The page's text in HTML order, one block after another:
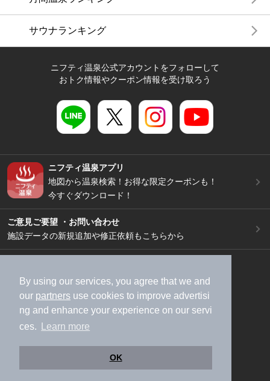
By using our services, you agree that we and
our partners use cookies to improve advertisi
ng and enhance your experience on our servi
ces.
Learn more
OK
サウナランキング
ニフティ温泉公式アカウントをフォローして
おトク情報やクーポン情報を受け取ろう
ニフティ温泉アプリ
地図から温泉検索！お得な限定クーポンも！
今すぐダウンロード！
ご意見ご要望 ・お問い合わせ
施設データの新規追加や修正依頼もこちらから
加盟店募集（資料請求）
広告出稿のご案内
利用規約
ライフスタイルMEMBERS+規約
特定商取引法に基づく表記
ヘルプ
採用情報
運営会社